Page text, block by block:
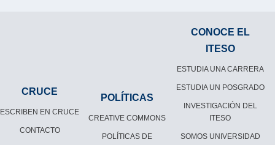
CRUCE
ESCRIBEN EN CRUCE
CONTACTO
POLÍTICAS
CREATIVE COMMONS
POLÍTICAS DE
CONOCE EL
ITESO
ESTUDIA UNA CARRERA
ESTUDIA UN POSGRADO
INVESTIGACIÓN DEL
ITESO
SOMOS UNIVERSIDAD